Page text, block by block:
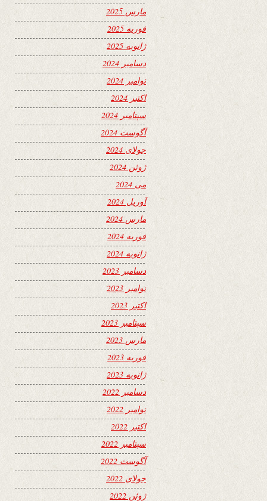
مارس 2025
فوریه 2025
ژانویه 2025
دسامبر 2024
نوامبر 2024
اکتبر 2024
سپتامبر 2024
آگوست 2024
جولای 2024
ژوئن 2024
می 2024
آوریل 2024
مارس 2024
فوریه 2024
ژانویه 2024
دسامبر 2023
نوامبر 2023
اکتبر 2023
سپتامبر 2023
مارس 2023
فوریه 2023
ژانویه 2023
دسامبر 2022
نوامبر 2022
اکتبر 2022
سپتامبر 2022
آگوست 2022
جولای 2022
ژوئن 2022